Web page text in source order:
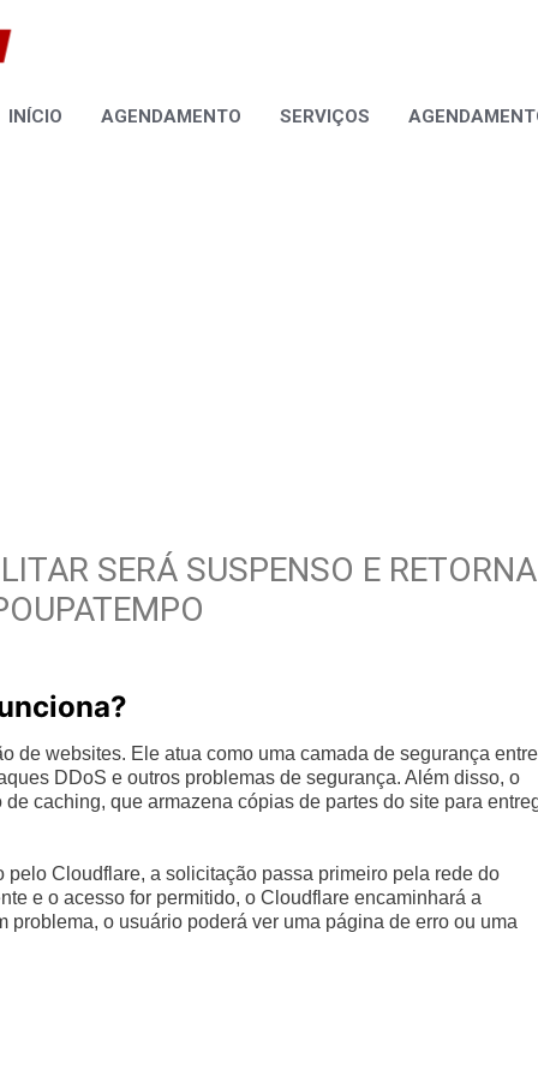
INÍCIO AGENDAMENTO SERVIÇOS
SERÁ SUSPENSO E RETORNA
de websites. Ele atua como uma camada de segurança
DDoS e outros problemas de segurança. Além disso, o
caching, que armazena cópias de partes do site para
Cloudflare, a solicitação passa primeiro pela rede do
e o acesso for permitido, o Cloudflare encaminhará a
o usuário poderá ver uma página de erro ou uma